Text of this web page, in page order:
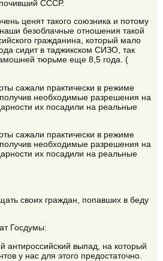
СССР.
ценят такого союзника и потому
безоблачные отношения такой
гражданина, который мало
сидит в таджикском СИЗО, так
тюрьме еще 8,5 года. (
сажали практически в режиме
необходимые разрешения на
их посадили на реальные
сажали практически в режиме
необходимые разрешения на
их посадили на реальные
своих граждан, попавших в беду
Госдумы:
антироссийский выпад, на который
у нас для этого предостаточно.